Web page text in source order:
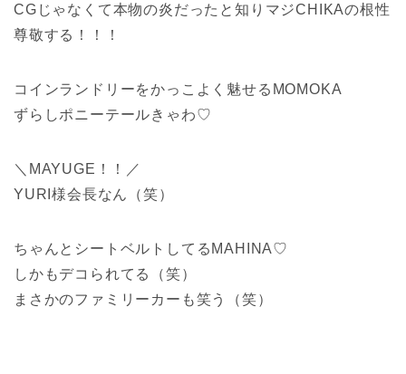
CGじゃなくて本物の炎だったと知りマジCHIKAの根性
尊敬する！！！
コインランドリーをかっこよく魅せるMOMOKA
ずらしポニーテールきゃわ♡
＼MAYUGE！！／
YURI様会長なん（笑）
ちゃんとシートベルトしてるMAHINA♡
しかもデコられてる（笑）
まさかのファミリーカーも笑う（笑）